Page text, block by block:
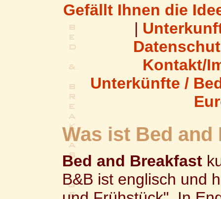
Gefällt Ihnen die
|
Kontakt/
Unterkünfte /
Was ist Bed and
Bed and Breakfast
B&B ist englisch und